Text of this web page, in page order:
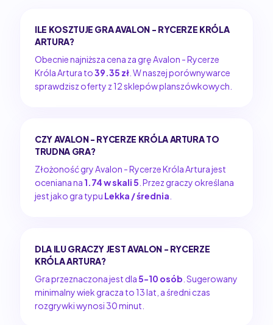
ILE KOSZTUJE GRA AVALON - RYCERZE KRÓLA
ARTURA?
Obecnie najniższa cena za grę Avalon - Rycerze
Króla Artura to39.35 zł . W naszej porównywarce
sprawdzisz oferty z 12 sklepów planszówkowych.
CZY AVALON - RYCERZE KRÓLA ARTURA TO
TRUDNA GRA?
Złożoność gry Avalon - Rycerze Króla Artura jest
oceniana na 1.74 w skali 5 . Przez graczy określana
jest jako gra typu Lekka / średnia
DLA ILU GRACZY JEST AVALON - RYCERZE
KRÓLA ARTURA?
Gra przeznaczona jest dla5-10 osób . Sugerowany
minimalny wiek gracza to 13 lat, a średni czas
rozgrywki wynosi 30 minut.